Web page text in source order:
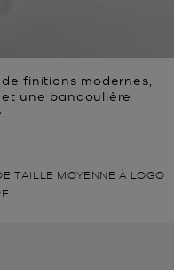
finitions modernes,
une bandoulière
TAILLE MOYENNE À LOGO